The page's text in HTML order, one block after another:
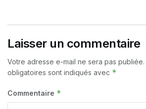
Laisser un commentaire
Votre adresse e-mail ne sera pas publiée.
obligatoires sont indiqués avec *
Commentaire *